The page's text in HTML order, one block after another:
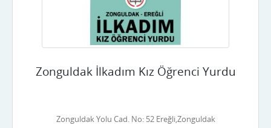
Çorum
Denizli
Zonguldak İlkadım Kız Öğrenci Yurdu
Zonguldak Yolu Cad. No: 52 Ereğli,Zonguldak